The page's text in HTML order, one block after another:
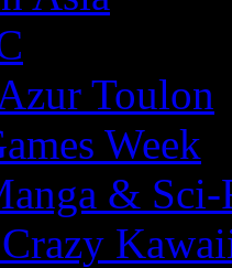
Toulon
Week
&